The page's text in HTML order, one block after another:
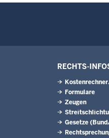
RECHTS-
Formulare
Zeugen
Gesetze